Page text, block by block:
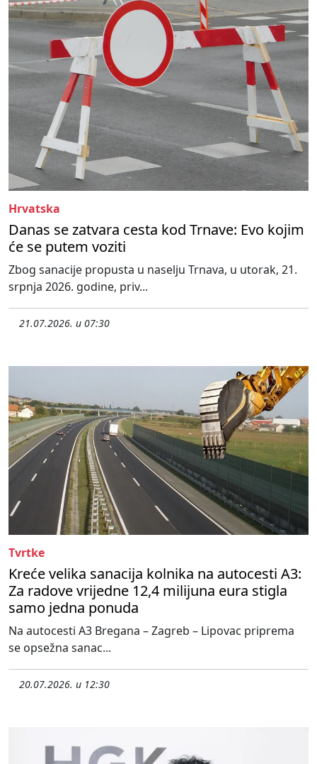
Hrvatska
Danas se zatvara cesta kod Trnave: Evo kojim
će se putem voziti
Zbog sanacije propusta u naselju Trnava, u utorak, 21.
srpnja 2026. godine, priv...
21.07.2026. u 07:30
Tvrtke
Kreće velika sanacija kolnika na autocesti A3:
Za radove vrijedne 12,4 milijuna eura stigla
samo jedna ponuda
Na autocesti A3 Bregana – Zagreb – Lipovac priprema
se opsežna sanac...
20.07.2026. u 12:30